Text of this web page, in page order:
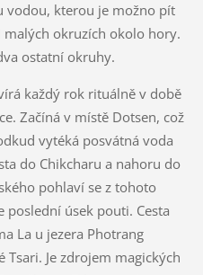
vodou, kterou je možno pít
okruzích okolo hory.
ostatní okruhy.
každý rok rituálně v době
Začíná v místě Dotsen, což
vytéká posvátná voda
do Chikcharu a nahoru do
pohlaví se z tohoto
úsek pouti. Cesta
La u jezera Photrang
Tsari. Je zdrojem magických